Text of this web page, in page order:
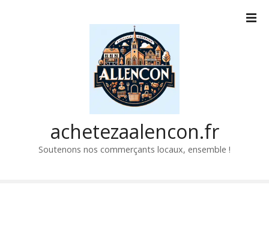
achetezaalencon.fr
Soutenons nos commerçants locaux, ensemble !